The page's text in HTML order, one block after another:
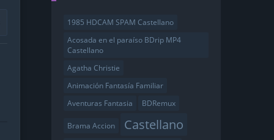
1985 HDCAM SPAM Castellano
Acosada en el paraíso BDrip MP4
Castellano
Agatha Christie
Animación Fantasía Familiar
Aventuras Fantasia
BDRemux
Brama Accion Castellano